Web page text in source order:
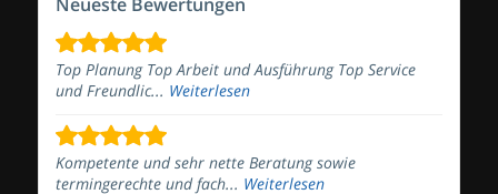
Top Planung Top Arbeit und Ausführung Top Service
und Freundlic... Weiterlesen
Kompetente und sehr nette Beratung sowie
termingerechte und fach... Weiterlesen